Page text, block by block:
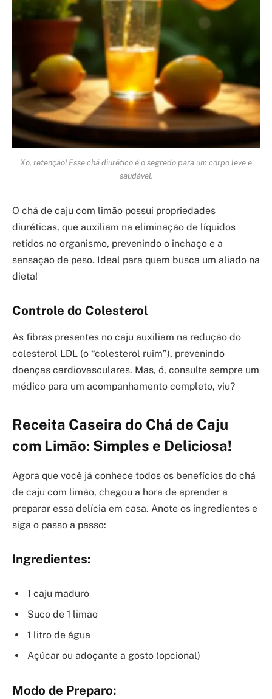
Xô, retenção! Esse chá diurético é o segredo para um corpo leve e
saudável.
O chá de caju com limão possui propriedades
diuréticas, que auxiliam na eliminação de líquidos
retidos no organismo, prevenindo o inchaço e a
sensação de peso. Ideal para quem busca um aliado na
dieta!
Controle do Colesterol
As fibras presentes no caju auxiliam na redução do
colesterol LDL (o “colesterol ruim”), prevenindo
doenças cardiovasculares. Mas, ó, consulte sempre um
médico para um acompanhamento completo, viu?
Receita Caseira do Chá de Caju
com Limão: Simples e Deliciosa!
Agora que você já conhece todos os benefícios do chá
de caju com limão, chegou a hora de aprender a
preparar essa delícia em casa. Anote os ingredientes e
siga o passo a passo:
Ingredientes:
1 caju maduro
Suco de 1 limão
1 litro de água
Açúcar ou adoçante a gosto (opcional)
Modo de Preparo: